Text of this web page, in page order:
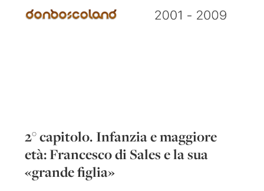
2° capitolo. Infanzia e maggiore
età: Francesco di Sales e la sua
«grande figlia»